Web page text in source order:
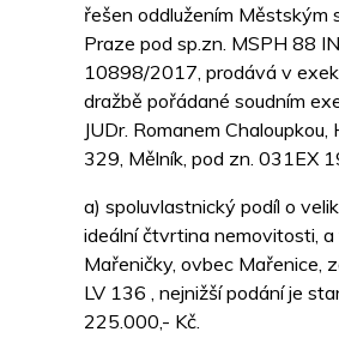
řešen oddlužením Městským
Praze pod sp.zn. MSPH 88
10898/2017, prodává v
dražbě pořádané soudním
JUDr. Romanem Chaloupkou,
329, Mělník, pod zn. 031EX
a) spoluvlastnický podíl o
ideální čtvrtina nemovitosti, a
Mařeničky, ovbec Mařenice,
LV 136 , nejnižší podání je
225.000,- Kč.